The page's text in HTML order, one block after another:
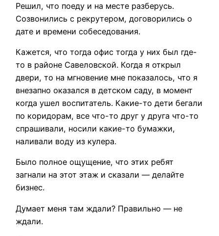
Решил, что поеду и на месте разберусь.
Созвонились с рекрутером, договорились о
дате и времени собеседования.
Кажется, что тогда офис тогда у них был где-
то в районе Савеловской. Когда я открыл
двери, то на мгновение мне показалось, что я
внезапно оказался в детском саду, в момент
когда ушел воспитатель. Какие-то дети бегали
по коридорам, все что-то друг у друга что-то
спрашивали, носили какие-то бумажки,
наливали воду из кулера.
Было полное ощущение, что этих ребят
загнали на этот этаж и сказали — делайте
бизнес.
Думает меня там ждали? Правильно — не
ждали.